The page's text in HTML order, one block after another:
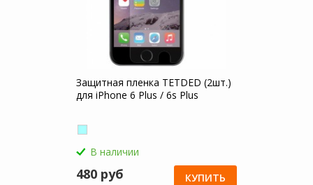
Защитная пленка TETDED (2шт.)
для iPhone 6 Plus / 6s Plus
В наличии
480 руб КУПИТЬ